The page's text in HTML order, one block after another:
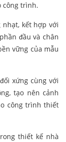
công trình.
nhạt, kết hợp với
đầu và chân
vững của mẫu
xứng cùng với
tạo nên cảnh
công trình thiết
thiết kế nhà